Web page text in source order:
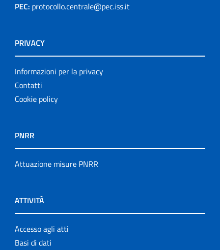
PEC: protocollo.centrale@pec.iss.it
PRIVACY
Informazioni per la privacy
Contatti
Cookie policy
PNRR
Attuazione misure PNRR
ATTIVITÀ
Accesso agli atti
Basi di dati